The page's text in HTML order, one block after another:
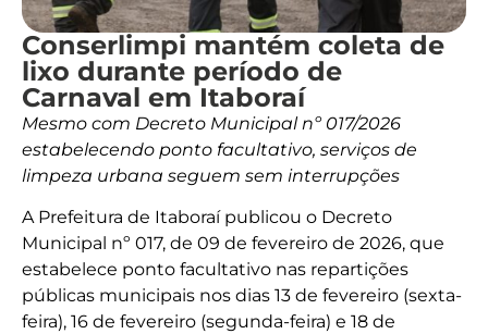
Conserlimpi mantém coleta de
lixo durante período de
Carnaval em Itaboraí
Mesmo com Decreto Municipal nº 017/2026
estabelecendo ponto facultativo, serviços de
limpeza urbana seguem sem interrupções
A Prefeitura de Itaboraí publicou o Decreto
Municipal nº 017, de 09 de fevereiro de 2026, que
estabelece ponto facultativo nas repartições
públicas municipais nos dias 13 de fevereiro (sexta-
feira), 16 de fevereiro (segunda-feira) e 18 de